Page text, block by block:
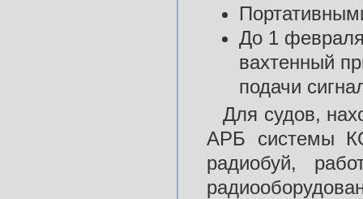
До 1
вахтенный
подачи
Для судов,
АРБ системы
радиобуй,